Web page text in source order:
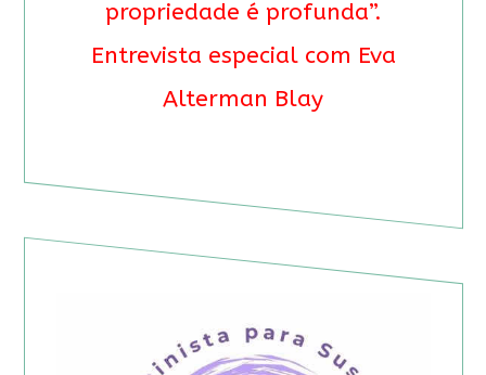
propriedade é profunda”.
Entrevista especial com Eva
Alterman Blay